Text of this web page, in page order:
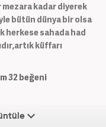
mezara kadar diyerek
bütün dünya bir olsa
herkese sahada had
küffarı
32beğeni